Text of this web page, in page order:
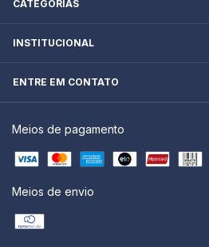
CATEGORIAS
INSTITUCIONAL
ENTRE EM CONTATO
Meios de pagamento
Meios de envio